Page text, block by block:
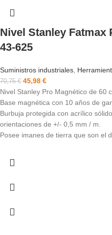
Nivel Stanley Fatmax
43-625
Suministros industriales,
70,75€ 45,98 €
Nivel Stanley Pro Magnético de 60
Base magnética con 10 años de
Burbuja protegida con acrílico
orientaciones de +/- 0,5 mm / m.
Posee imanes de tierra que son el